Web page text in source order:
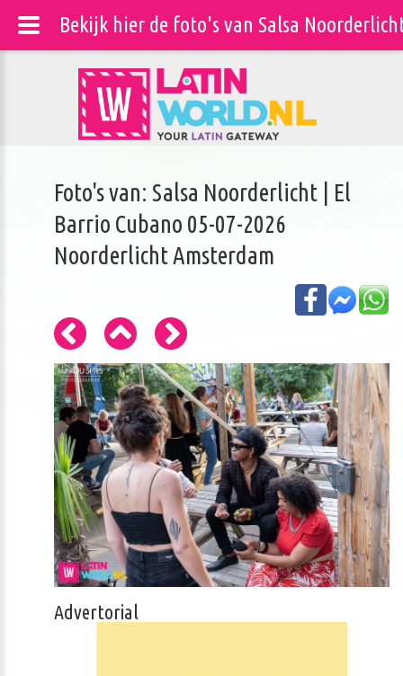
Foto's van: Salsa Noorderlicht | El
Barrio Cubano 05-07-2026
Noorderlicht Amsterdam
Advertorial
Bekijk hier de foto's van Salsa